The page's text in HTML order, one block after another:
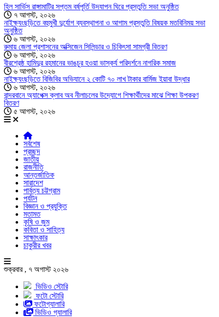
হিল সার্ভিস রাঙ্গামাটির সপ্তম বর্ষপূর্তি উদযাপন ঘিরে প্রস্তুতি সভা অনুষ্ঠিত
৭ আগস্ট, ২০২৬
নাইক্ষ্যংছড়িতে বহুমুখী দুর্যোগ ব্যবস্থাপনা ও আগাম প্রস্তুতি বিষয়ক মতবিনিময় সভা
অনুষ্ঠিত
৬ আগস্ট, ২০২৬
রুমায় জেলা প্রশাসনের অক্সিজেন সিলিন্ডার ও চিকিৎসা সামগ্রী বিতরণ
৬ আগস্ট, ২০২৬
বীরশ্রেষ্ঠ হামিদুর রহমানের ভাঙচুর হওয়া ভাস্কর্য পরিদর্শনে নাগরিক সমাজ
৬ আগস্ট, ২০২৬
নাইক্ষ্যংছড়িতে বিজিবির অভিযানে ২ কোটি ৭০ লাখ টাকার বার্মিজ ইয়াবা উদ্ধার
৬ আগস্ট, ২০২৬
বান্দরবানে অ্যাপেক্স ক্লাব অব নীলাচলের উদ্যোগে শিক্ষার্থীদের মাঝে শিক্ষা উপকরণ
বিতরণ
৫ আগস্ট, ২০২৬
সর্বশেষ
প্রচ্ছদ
জাতীয়
রাজনীতি
আন্তর্জাতিক
সারাদেশ
পার্বত্য চট্টগ্রাম
পর্যটন
বিজ্ঞান ও প্রযুক্তি
মতামত
কৃষি ও জুম
কবিতা ও সাহিত্য
সাক্ষাৎকার
চাকুরীর খবর
শুক্রবার , ৭ অগাস্ট ২০২৬
ভিডিও স্টোরি
ফটো স্টোরি
ফটোগ্যালারি
ভিডিও গ্যালারি